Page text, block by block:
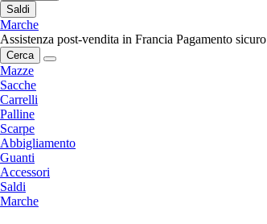
Saldi
Marche
Assistenza post-vendita in Francia Pagamento sicuro
Cerca
Mazze
Sacche
Carrelli
Palline
Scarpe
Abbigliamento
Guanti
Accessori
Saldi
Marche